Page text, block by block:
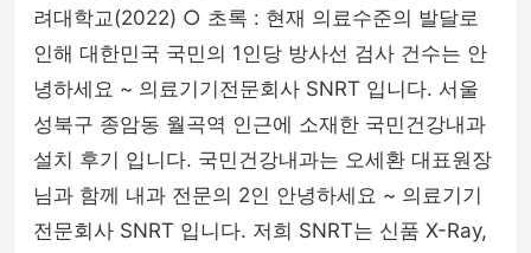
려대학교(2022) ○ 초록 : 현재 의료수준의 발달로
인해 대한민국 국민의 1인당 방사선 검사 건수는 안
녕하세요 ~ 의료기기전문회사 SNRT 입니다. 서울
성북구 종암동 월곡역 인근에 소재한 국민건강내과
설치 후기 입니다. 국민건강내과는 오세환 대표원장
님과 함께 내과 전문의 2인 안녕하세요 ~ 의료기기
전문회사 SNRT 입니다. 저희 SNRT는 신품 X-Ray,